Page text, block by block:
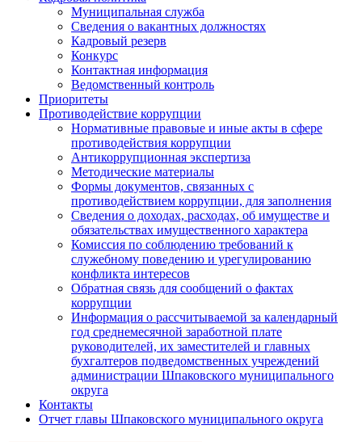
Муниципальная служба
Сведения о вакантных должностях
Кадровый резерв
Конкурс
Контактная информация
Ведомственный контроль
Приоритеты
Противодействие коррупции
Нормативные правовые и иные акты в сфере
противодействия коррупции
Антикоррупционная экспертиза
Методические материалы
Формы документов, связанных с
противодействием коррупции, для заполнения
Сведения о доходах, расходах, об имуществе и
обязательствах имущественного характера
Комиссия по соблюдению требований к
служебному поведению и урегулированию
конфликта интересов
Обратная связь для сообщений о фактах
коррупции
Информация о рассчитываемой за календарный
год среднемесячной заработной плате
руководителей, их заместителей и главных
бухгалтеров подведомственных учреждений
администрации Шпаковского муниципального
округа
Контакты
Отчет главы Шпаковского муниципального округа